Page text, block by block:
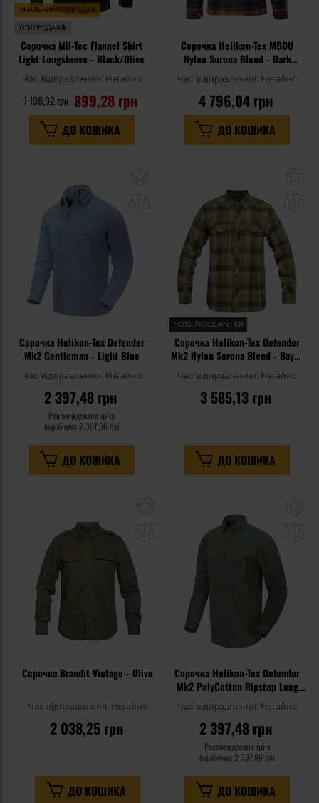
ФІНАЛЬНИЙ РОЗПРОДАЖ
ХІТИ ПРОДАЖІВ
Сорочка Mil-Tec Flannel Shirt
Light Longsleeve - Black/Olive
Час відправлення: Негайно
899,28 грн
1 198,92 грн
ДО КОШИКА
Сорочка Helikon-Tex MBDU
Nylon Sorona Blend - Dark
Autumn Checkered
Час відправлення: Негайно
4 796,04 грн
ДО КОШИКА
уподобань
Сорочка Helikon-Tex Defender
Mk2 Gentleman - Light Blue
Час відправлення: Негайно
2 397,48 грн
Рекомендована ціна
виробника 2 397,96 грн
ДО КОШИКА
ЧОЛОВІЧІ ПОДАРУНКИ
Сорочка Helikon-Tex Defender
Mk2 Nylon Sorona Blend - Bayou
Moss Checkered
Час відправлення: Негайно
3 585,13 грн
ДО КОШИКА
уподобань
Сорочка Brandit Vintage - Olive
Час відправлення: Негайно
2 038,25 грн
ДО КОШИКА
Сорочка Helikon-Tex Defender
Mk2 PolyCotton Ripstop Long
Sleeve - Olive Green
Час відправлення: Негайно
2 397,48 грн
Рекомендована ціна
виробника 2 397,96 грн
ДО КОШИКА